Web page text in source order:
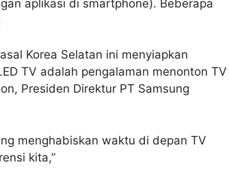
aplikasi di smartphone). Beberapa
Korea Selatan ini menyiapkan
TV adalah pengalaman menonton TV
Presiden Direktur PT Samsung
menghabiskan waktu di depan TV
kita,”